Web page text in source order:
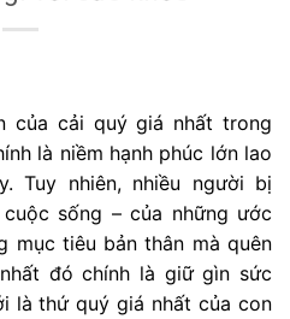
của cải quý giá nhất trong
là niềm hạnh phúc lớn lao
Tuy nhiên, nhiều người bị
sống – của những ước
mục tiêu bản thân mà quên
đó chính là giữ gìn sức
là thứ quý giá nhất của con